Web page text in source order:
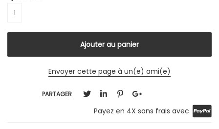
Envoyer cette page à un(e) ami(e)
PARTAGER
Payez en 4X sans frais avec